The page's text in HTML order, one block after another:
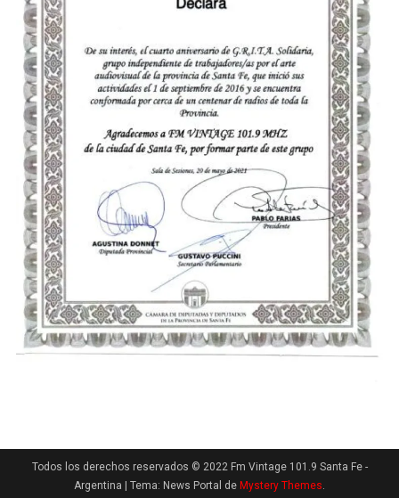
Todos los derechos reservados © 2022 Fm Vintage 101.9 Santa Fe -
Argentina | Tema: News Portal de Mystery Themes